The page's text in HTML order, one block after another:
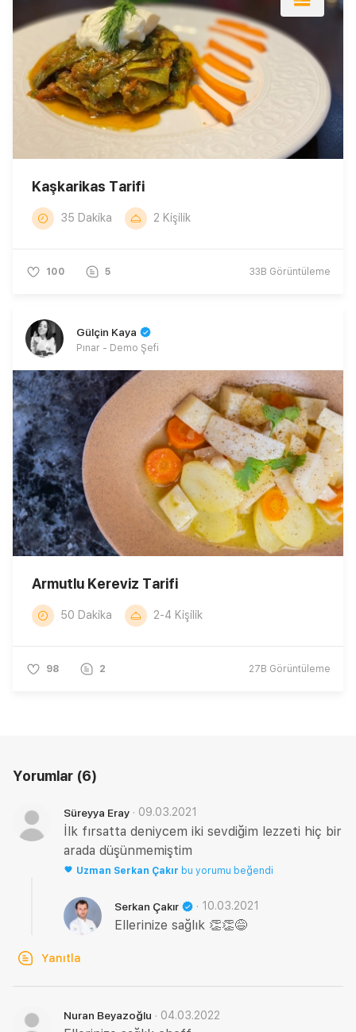
Kaşkarikas Tarifi
35 Dakika 2 Kişilik
100 5 33B Görüntüleme
Gülçin Kaya
Pınar - Demo Şefi
Armutlu Kereviz Tarifi
50 Dakika 2-4 Kişilik
98 2 27B Görüntüleme
Yorumlar (6)
Süreyya Eray · 09.03.2021
İlk fırsatta deniycem iki sevdiğim lezzeti hiç bir
arada düşünmemiştim
Uzman Serkan Çakır bu yorumu beğendi
Serkan Çakır · 10.03.2021
Ellerinize sağlık 👏👏😅
Yanıtla
Nuran Beyazoğlu · 04.03.2022